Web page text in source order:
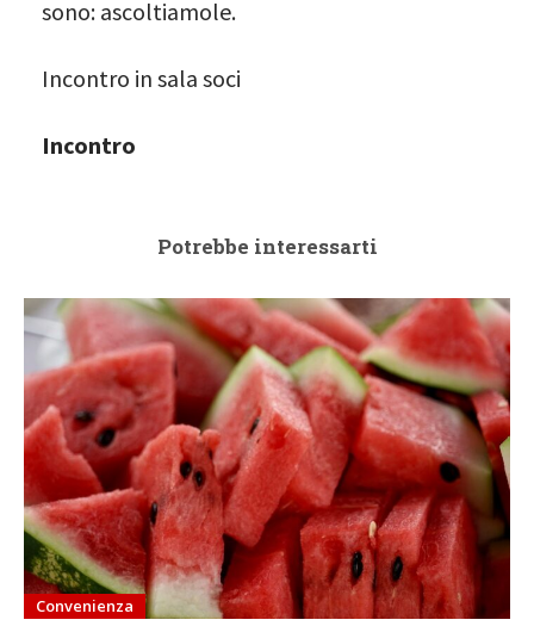
sono: ascoltiamole.
Incontro in sala soci
Incontro
Potrebbe interessarti
Convenienza